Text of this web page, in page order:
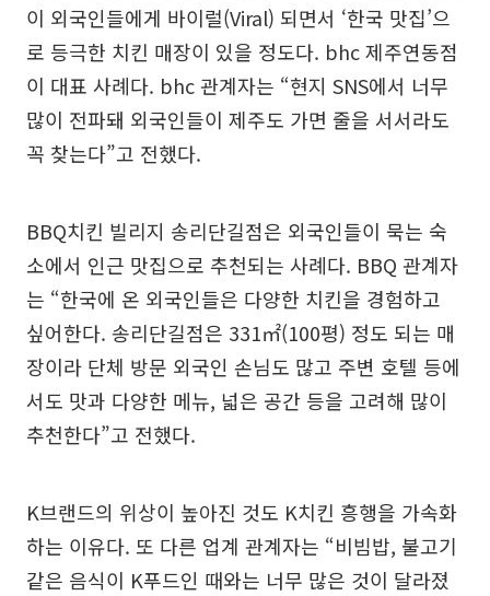
이 외국인들에게 바이럴(Viral) 되면서 ‘한국 맛집’으
로 등극한 치킨 매장이 있을 정도다. bhc 제주연동점
이 대표 사례다. bhc 관계자는 “현지 SNS에서 너무
많이 전파돼 외국인들이 제주도 가면 줄을 서서라도
꼭 찾는다”고 전했다.
BBQ치킨 빌리지 송리단길점은 외국인들이 묵는 숙
소에서 인근 맛집으로 추천되는 사례다. BBQ 관계자
는 “한국에 온 외국인들은 다양한 치킨을 경험하고
싶어한다. 송리단길점은 331㎡(100평) 정도 되는 매
장이라 단체 방문 외국인 손님도 많고 주변 호텔 등에
서도 맛과 다양한 메뉴, 넓은 공간 등을 고려해 많이
추천한다”고 전했다.
K브랜드의 위상이 높아진 것도 K치킨 흥행을 가속화
하는 이유다. 또 다른 업계 관계자는 “비빔밥, 불고기
같은 음식이 K푸드인 때와는 너무 많은 것이 달라졌